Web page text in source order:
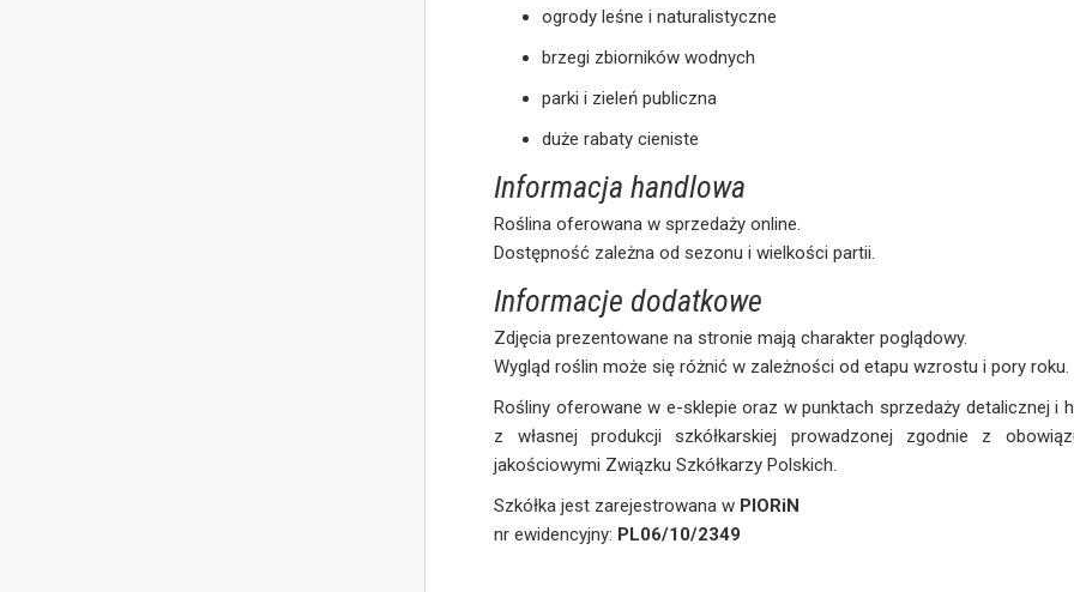
ogrody leśne i naturalistyczne
brzegi zbiorników wodnych
parki i zieleń publiczna
duże rabaty cieniste
Informacja handlowa
Roślina oferowana w sprzedaży online.
Dostępność zależna od sezonu i wielkości partii.
Informacje dodatkowe
Zdjęcia prezentowane na stronie mają charakter poglądowy.
Wygląd roślin może się różnić w zależności od etapu wzrostu i pory roku.
Rośliny oferowane w e-sklepie oraz w punktach sprzedaży detalicznej i
z własnej produkcji szkółkarskiej prowadzonej zgodnie z
jakościowymi Związku Szkółkarzy Polskich.
Szkółka jest zarejestrowana w PIORiN
nr ewidencyjny: PL06/10/2349